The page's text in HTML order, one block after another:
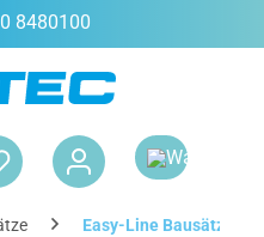
8480100
Easy-Line Bausätze